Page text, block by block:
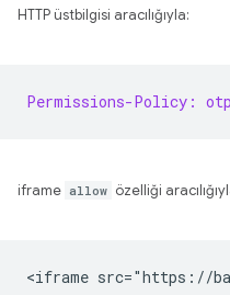
HTTP üstbilgisi aracılığıyla:
Permissions-Policy:
iframe allow özelliği